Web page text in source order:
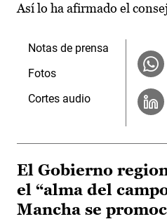
Así lo ha afirmado el
Notas de prensa
Fotos
Cortes audio
El Gobierno
el “alma del
Mancha se